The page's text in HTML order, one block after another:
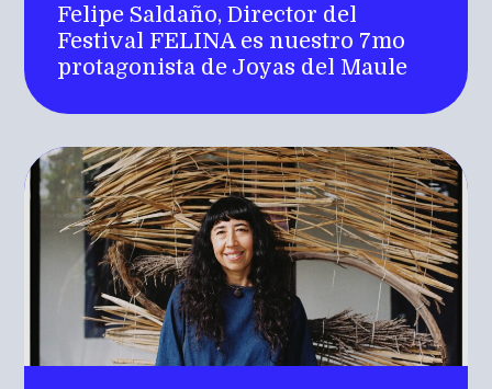
Felipe Saldaño, Director del
Festival FELINA es nuestro 7mo
protagonista de Joyas del Maule